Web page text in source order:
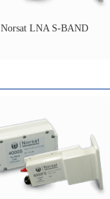
Norsat LNA S-BAND